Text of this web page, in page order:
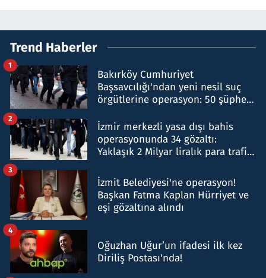
Trend Haberler
Bakırköy Cumhuriyet
Başsavcılığı'ndan yeni nesil suç
örgütlerine operasyon: 50 şüpheli
1
İzmir merkezli yasa dışı bahis
operasyonunda 34 gözaltı:
Yaklaşık 2 Milyar liralık para trafiği
2
İzmit Belediyesi'ne operasyon!
Başkan Fatma Kaplan Hürriyet ve
eşi gözaltına alındı
3
Oğuzhan Uğur’un ifadesi ilk kez
Diriliş Postası'nda!
4